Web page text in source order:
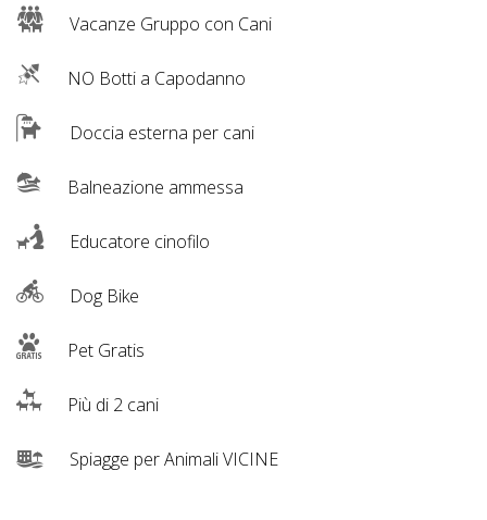
Vacanze Gruppo con Cani
NO Botti a Capodanno
Doccia esterna per cani
Balneazione ammessa
Educatore cinofilo
Dog Bike
Pet Gratis
Più di 2 cani
Spiagge per Animali VICINE